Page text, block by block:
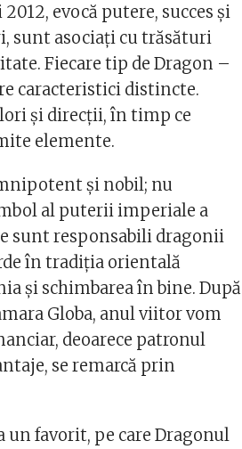
evocă putere, succes și
sunt asociați cu trăsături
Fiecare tip de Dragon –
caracteristici distincte.
și direcții, în timp ce
elemente.
și nobil; nu
al puterii imperiale a
sunt responsabili dragonii
în tradiția orientală
și schimbarea în bine. După
Globa, anul viitor vom
deoarece patronul
se remarcă prin
un favorit, pe care Dragonul